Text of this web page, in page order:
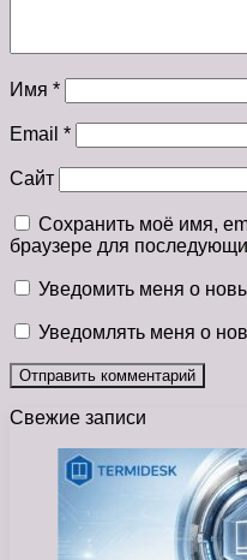
Имя *
Email *
Сайт
Сохранить моё имя,
браузере для
Уведомить меня о
Уведомлять меня о
Свежие записи